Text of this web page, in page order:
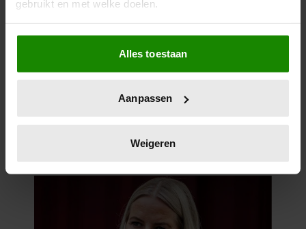
gebruikt en met welke doelen.
Als u het toestaat, willen we ook graag:
Informatie verzamelen over uw geografische
locatie, die tot een paar meter nauwkeurig kan zijn
scannen op specifieke eigenschappen (fingerprinting)
verwerkt en stel uw voorkeuren in het
intrekken in de Cookieverklaring.
We gebruiken cookies om content en advertenties te
personaliseren, om functies voor social media te bieden
Alles toestaan
Aanpassen
Weigeren